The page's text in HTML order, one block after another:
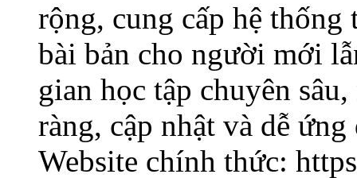
rộng, cung cấp hệ
bài bản cho người mới
gian học tập chuyên
ràng, cập nhật và dễ
Website chính thức: